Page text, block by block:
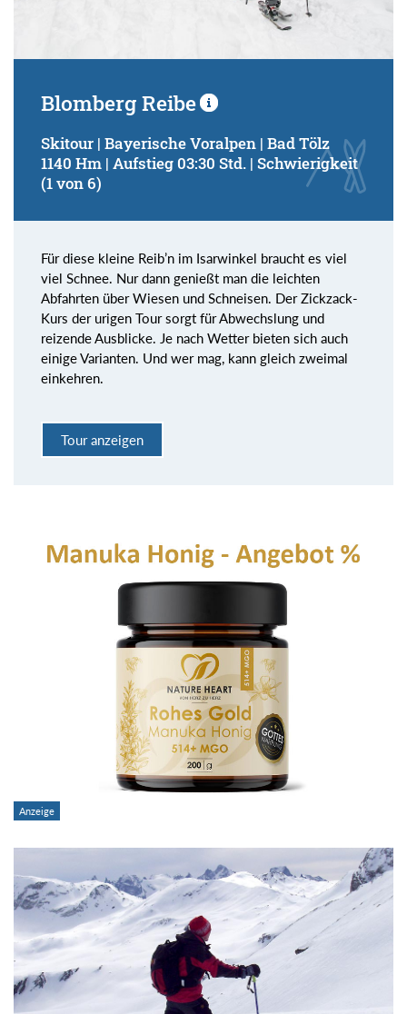
Blomberg Reibe
Skitour | Bayerische Voralpen | Bad Tölz
1140 Hm | Aufstieg 03:30 Std. | Schwierigkeit
(1 von 6)
Für diese kleine Reib’n im Isarwinkel braucht es viel
viel Schnee. Nur dann genießt man die leichten
Abfahrten über Wiesen und Schneisen. Der Zickzack-
Kurs der urigen Tour sorgt für Abwechslung und
reizende Ausblicke. Je nach Wetter bieten sich auch
einige Varianten. Und wer mag, kann gleich zweimal
einkehren.
Tour anzeigen